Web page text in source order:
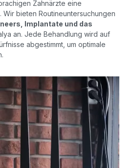
Zahnärzte eine
Wir bieten Routineuntersuchungen
Implantate und das
an. Jede Behandlung wird auf
abgestimmt, um optimale